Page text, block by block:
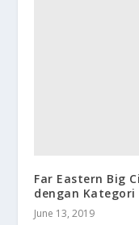
Far Eastern Big
dengan Kategori
June 13, 2019